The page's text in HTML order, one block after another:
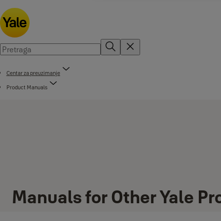
Centar za preuzimanje
Product Manuals
Manuals for Other Yale